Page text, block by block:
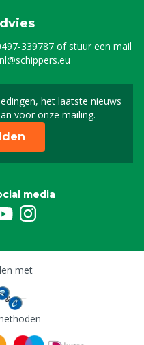
339787of stuur een mail
het laatste nieuws
voor onze mailing.
je in voor onze
media
met